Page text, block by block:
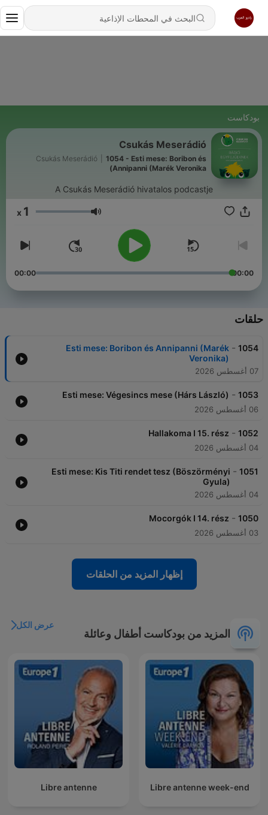
بودكاست
Csukás Meserádió
Csukás Meserádió
1054 - Esti mese: Boribon és
Annipanni (Marék Veronika)
A Csukás Meserádió hivatalos podcastje
مستوى الصوت 1
00:00
00:00
حلقات
1054
-
Esti mese: Boribon és Annipanni (Marék
Veronika)
07 أغسطس 2026
1053
-
Esti mese: Végesincs mese (Hárs László)
06 أغسطس 2026
1052
-
Hallakoma I 15. rész
04 أغسطس 2026
1051
-
Esti mese: Kis Titi rendet tesz (Böszörményi
Gyula)
04 أغسطس 2026
1050
-
Mocorgók I 14. rész
03 أغسطس 2026
إظهار المزيد من الحلقات
المزيد من بودكاست أطفال وعائلة
عرض الكل
Libre antenne week-end
Libre antenne